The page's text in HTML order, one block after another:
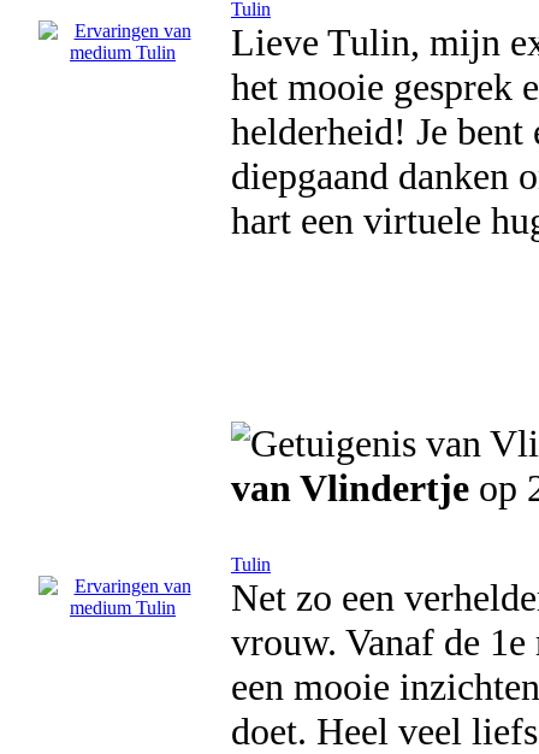
Tulin
Lieve Tulin, mijn
het mooie gesprek
helderheid! Je
diepgaand danken
hart een virtuele
van Vlindertje op
Tulin
Net zo een
vrouw. Vanaf de
een mooie
doet. Heel veel